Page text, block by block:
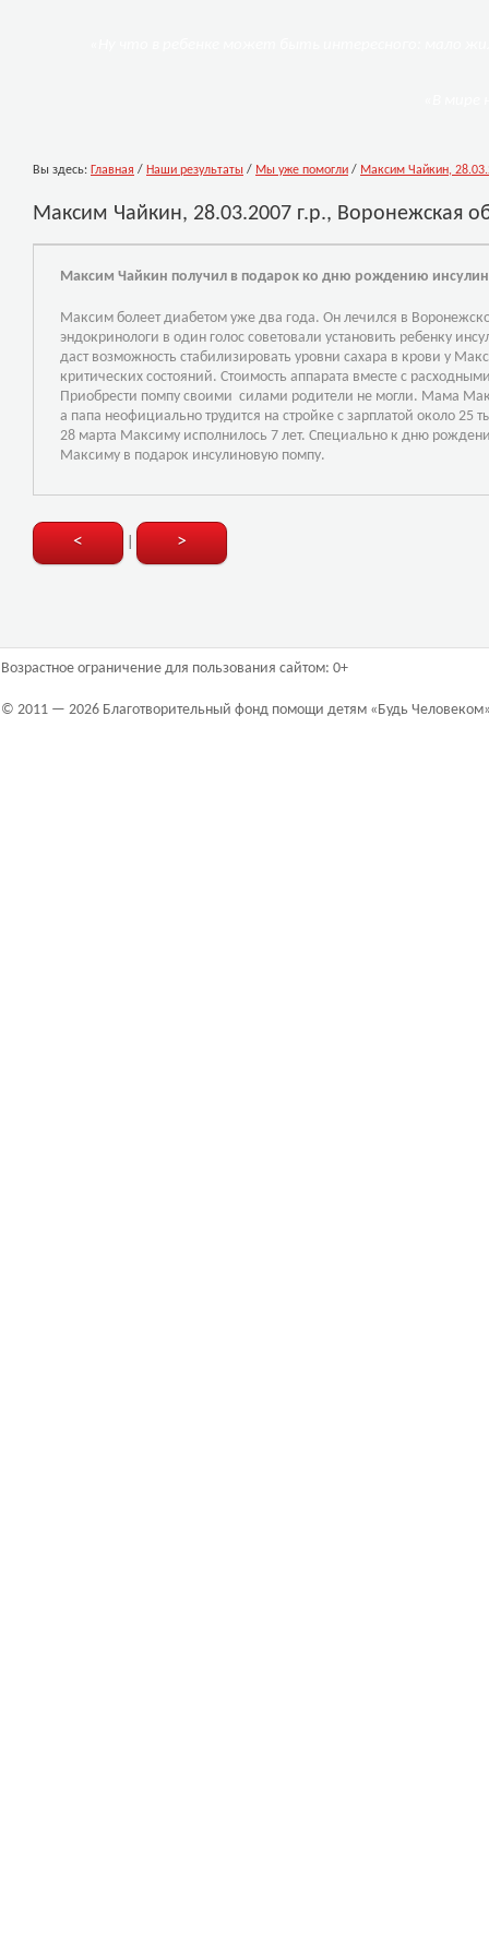
Вы здесь: Главная / Наши результаты / Мы уже помогли / Максим Чайкин,
Максим Чайкин, 28.03.2007 г.р., Воронежская
Максим Чайкин получил в подарок ко дню рождению
Максим болеет диабетом уже два года. Он лечился в
эндокринологи в один голос советовали установить ребенку
даст возможность стабилизировать уровни сахара в крови у
критических состояний. Стоимость аппарата вместе с
Приобрести помпу своими силами родители не могли. Мама
а папа неофициально трудится на стройке с зарплатой около 25
28 марта Максиму исполнилось 7 лет. Специально к дню
Максиму в подарок инсулиновую помпу.
< >
Возрастное ограничение для пользования сайтом: 0+
© 2011 — 2026 Благотворительный фонд помощи детям «Будь